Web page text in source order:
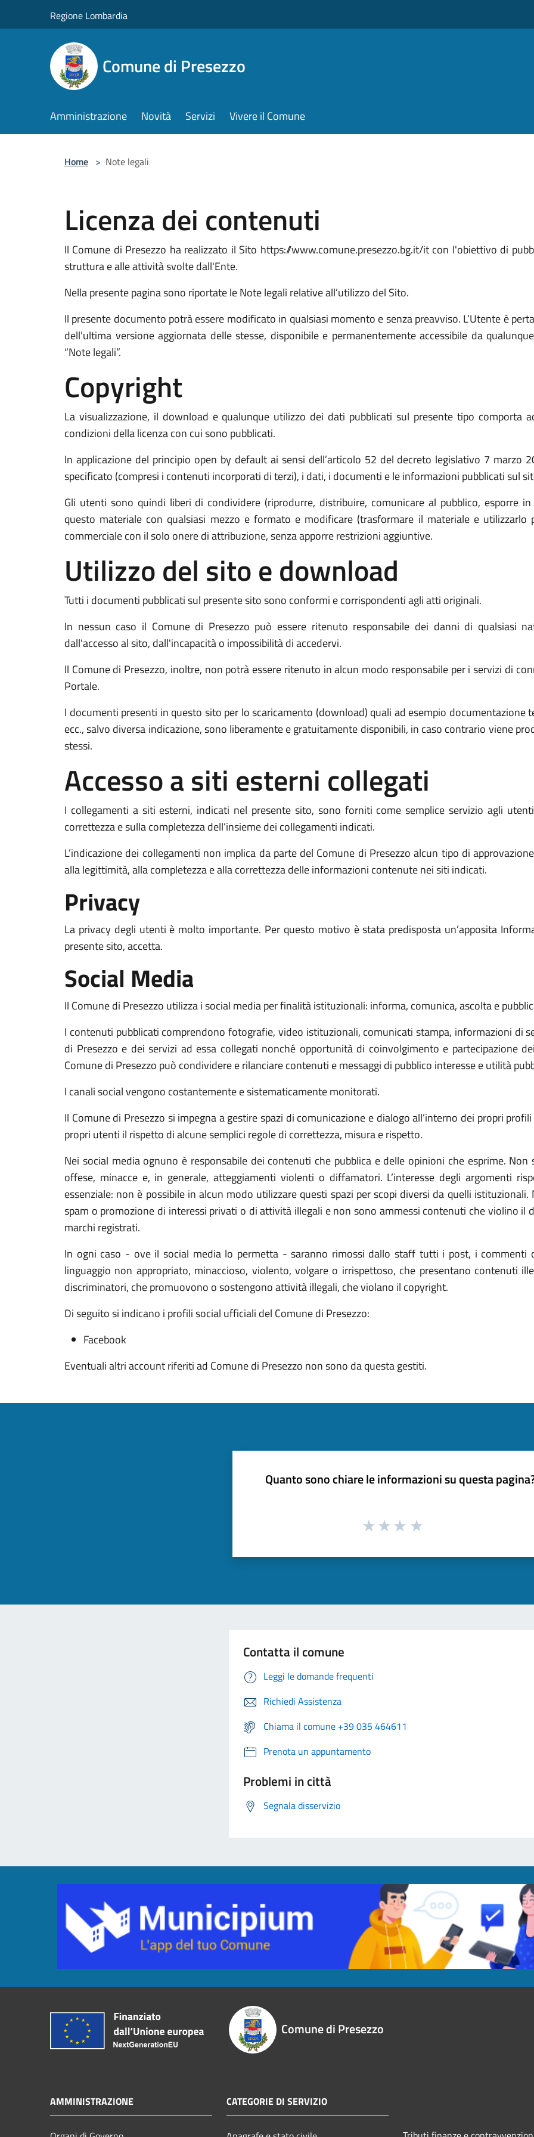
Regione Lombardia
Comune di Presezzo
Amministrazione Novità Servizi Vivere il Comune
Home > Note legali
Licenza dei contenuti
Il Comune di Presezzo ha realizzato il Sito https://www.comune.presezzo.bg.it/it con l'obiettivo di
struttura e alle attività svolte dall'Ente.
Nella presente pagina sono riportate le Note legali relative all’utilizzo del Sito.
Il presente documento potrà essere modificato in qualsiasi momento e senza preavviso. L’Utente è
dell’ultima versione aggiornata delle stesse, disponibile e permanentemente accessibile da
“Note legali”.
Copyright
La visualizzazione, il download e qualunque utilizzo dei dati pubblicati sul presente tipo comporta
condizioni della licenza con cui sono pubblicati.
In applicazione del principio open by default ai sensi dell’articolo 52 del decreto legislativo 7 marzo
specificato (compresi i contenuti incorporati di terzi), i dati, i documenti e le informazioni pubblicati sul
Gli utenti sono quindi liberi di condividere (riprodurre, distribuire, comunicare al pubblico, esporre
questo materiale con qualsiasi mezzo e formato e modificare (trasformare il materiale e utilizzarlo
commerciale con il solo onere di attribuzione, senza apporre restrizioni aggiuntive.
Utilizzo del sito e download
Tutti i documenti pubblicati sul presente sito sono conformi e corrispondenti agli atti originali.
In nessun caso il Comune di Presezzo può essere ritenuto responsabile dei danni di qualsiasi
dall'accesso al sito, dall'incapacità o impossibilità di accedervi.
Il Comune di Presezzo, inoltre, non potrà essere ritenuto in alcun modo responsabile per i servizi di
Portale.
I documenti presenti in questo sito per lo scaricamento (download) quali ad esempio
ecc., salvo diversa indicazione, sono liberamente e gratuitamente disponibili, in caso contrario viene
stessi.
Accesso a siti esterni collegati
I collegamenti a siti esterni, indicati nel presente sito, sono forniti come semplice servizio agli
correttezza e sulla completezza dell’insieme dei collegamenti indicati.
L’indicazione dei collegamenti non implica da parte del Comune di Presezzo alcun tipo di
alla legittimità, alla completezza e alla correttezza delle informazioni contenute nei siti indicati.
Privacy
La privacy degli utenti è molto importante. Per questo motivo è stata predisposta un’apposita
presente sito, accetta.
Social Media
Il Comune di Presezzo utilizza i social media per finalità istituzionali: informa, comunica, ascolta e
I contenuti pubblicati comprendono fotografie, video istituzionali, comunicati stampa, informazioni di
di Presezzo e dei servizi ad essa collegati nonché opportunità di coinvolgimento e partecipazione
Comune di Presezzo può condividere e rilanciare contenuti e messaggi di pubblico interesse e utilità
I canali social vengono costantemente e sistematicamente monitorati.
Il Comune di Presezzo si impegna a gestire spazi di comunicazione e dialogo all’interno dei propri
propri utenti il rispetto di alcune semplici regole di correttezza, misura e rispetto.
Nei social media ognuno è responsabile dei contenuti che pubblica e delle opinioni che esprime.
offese, minacce e, in generale, atteggiamenti violenti o diffamatori. L’interesse degli argomenti
essenziale: non è possibile in alcun modo utilizzare questi spazi per scopi diversi da quelli
spam o promozione di interessi privati o di attività illegali e non sono ammessi contenuti che violino il
marchi registrati.
In ogni caso - ove il social media lo permetta - saranno rimossi dallo staff tutti i post, i commenti
linguaggio non appropriato, minaccioso, violento, volgare o irrispettoso, che presentano contenuti
discriminatori, che promuovono o sostengono attività illegali, che violano il copyright.
Di seguito si indicano i profili social ufficiali del Comune di Presezzo:
Facebook
Eventuali altri account riferiti ad Comune di Presezzo non sono da questa gestiti.
Quanto sono chiare le informazioni su questa
Contatta il comune
Leggi le domande frequenti
Richiedi Assistenza
Chiama il comune +39 035 464611
Prenota un appuntamento
Problemi in città
Segnala disservizio
Comune di Presezzo
AMMINISTRAZIONE CATEGORIE DI SERVIZIO